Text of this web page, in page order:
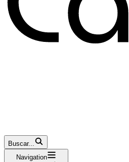
Buscar...
Navigation